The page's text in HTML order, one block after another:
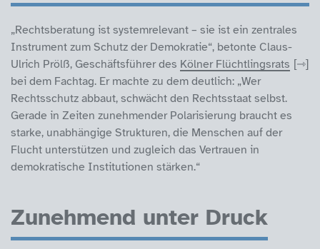
„Rechtsberatung ist systemrelevant – sie ist ein zentrales
Instrument zum Schutz der Demokratie“, betonte Claus-
Ulrich Prölß, Geschäftsführer des Kölner Flüchtlingsrats
bei dem Fachtag. Er machte zu dem deutlich: „Wer
Rechtsschutz abbaut, schwächt den Rechtsstaat selbst.
Gerade in Zeiten zunehmender Polarisierung braucht es
starke, unabhängige Strukturen, die Menschen auf der
Flucht unterstützen und zugleich das Vertrauen in
demokratische Institutionen stärken.“
Zunehmend unter Druck